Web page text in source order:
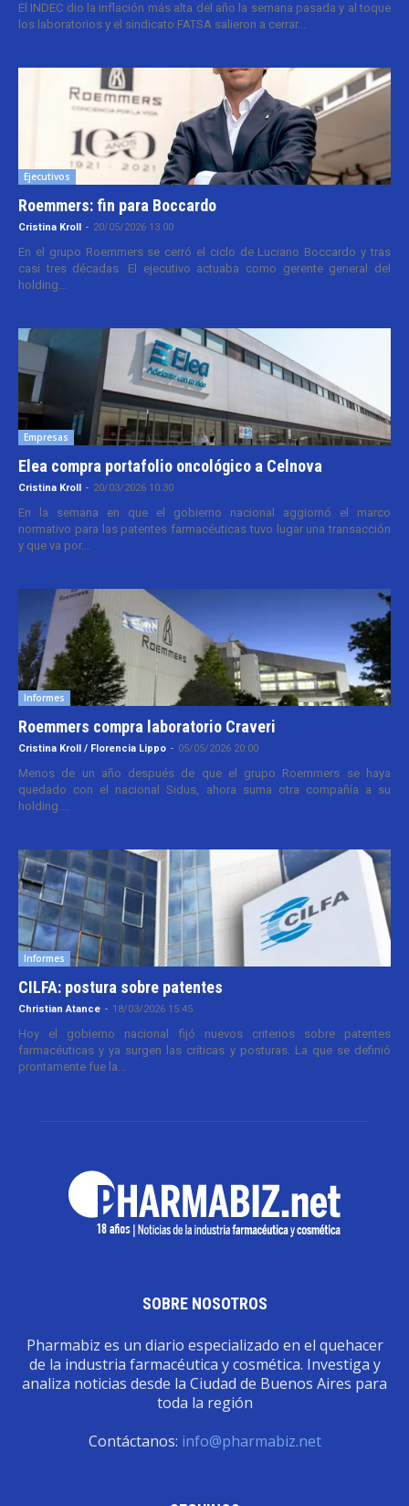
El INDEC dio la inflación más alta del año la semana pasada y al toque
los laboratorios y el sindicato FATSA salieron a cerrar...
Ejecutivos
Roemmers: fin para Boccardo
Cristina Kroll - 20/05/2026 13:00
En el grupo Roemmers se cerró el ciclo de Luciano Boccardo y tras
casi tres décadas. El ejecutivo actuaba como gerente general del
holding...
Empresas
Elea compra portafolio oncológico a Celnova
Cristina Kroll - 20/03/2026 10:30
En la semana en que el gobierno nacional aggiornó el marco
normativo para las patentes farmacéuticas tuvo lugar una transacción
y que va por...
Informes
Roemmers compra laboratorio Craveri
Cristina Kroll / Florencia Lippo - 05/05/2026 20:00
Menos de un año después de que el grupo Roemmers se haya
quedado con el nacional Sidus, ahora suma otra compañía a su
holding....
Informes
CILFA: postura sobre patentes
Christian Atance - 18/03/2026 15:45
Hoy el gobierno nacional fijó nuevos criterios sobre patentes
farmacéuticas y ya surgen las críticas y posturas. La que se definió
prontamente fue la...
SOBRE NOSOTROS
Pharmabiz es un diario especializado en el quehacer
de la industria farmacéutica y cosmética. Investiga y
analiza noticias desde la Ciudad de Buenos Aires para
toda la región
Contáctanos: info@pharmabiz.net